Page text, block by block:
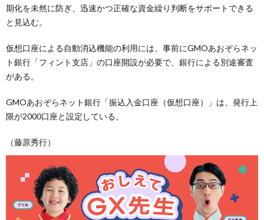
期化を未然に防ぎ、迅速かつ正確な資金繰り判断をサポートできる
と見込む。
仮想口座による自動消込機能の利用には、事前にGMOあおぞらネッ
ト銀行「フィント支店」の口座開設が必要で、銀行による別途審査
がある。
GMOあおぞらネット銀行「振込入金口座（仮想口座）」は、発行上
限が2000口座と設定している。
（藤原秀行）